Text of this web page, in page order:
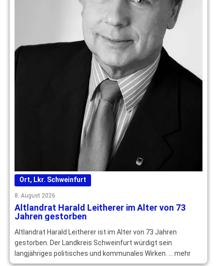
Ort, Lkr. Schweinfurt
8. August 2026
Altlandrat Harald Leitherer im Alter von 73
Jahren gestorben
Altlandrat Harald Leitherer ist im Alter von 73 Jahren
gestorben. Der Landkreis Schweinfurt würdigt sein
langjähriges politisches und kommunales Wirken. … mehr